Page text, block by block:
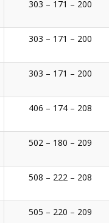
303 – 171 – 200
303 – 171 – 200
303 – 171 – 200
406 – 174 – 208
502 – 180 – 209
508 – 222 – 208
505 – 220 – 209